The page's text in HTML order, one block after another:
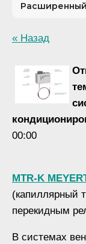
« Назад
00:00
MTR-K
(капиллярный
перекидным
В системах